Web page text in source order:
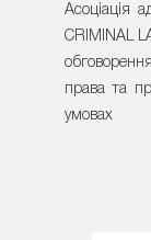
Асоціація
CRIMINAL
права та
умовах